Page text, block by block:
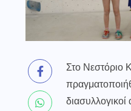
Στο Νεστόριο